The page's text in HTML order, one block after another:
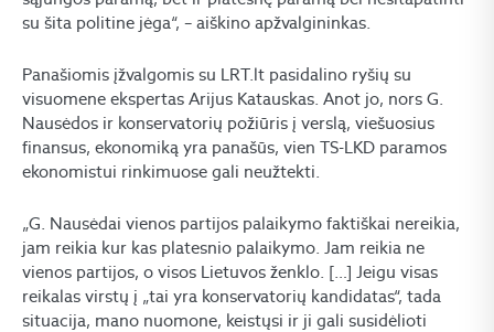
su šita politine jėga“, – aiškino apžvalgininkas.
Panašiomis įžvalgomis su LRT.lt pasidalino ryšių su
visuomene ekspertas Arijus Katauskas. Anot jo, nors G.
Nausėdos ir konservatorių požiūris į verslą, viešuosius
finansus, ekonomiką yra panašūs, vien TS-LKD paramos
ekonomistui rinkimuose gali neužtekti.
„G. Nausėdai vienos partijos palaikymo faktiškai nereikia,
jam reikia kur kas platesnio palaikymo. Jam reikia ne
vienos partijos, o visos Lietuvos ženklo. […] Jeigu visas
reikalas virstų į „tai yra konservatorių kandidatas“, tada
situacija, mano nuomone, keistųsi ir ji gali susidėlioti